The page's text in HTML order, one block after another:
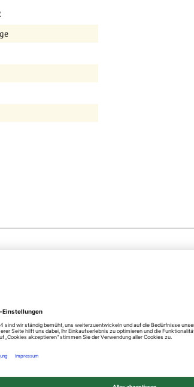
aus
zur Verfügung. So
und haben die Vorzüge
zwei
hinzugefügt werden sollen oder
Seite drucken